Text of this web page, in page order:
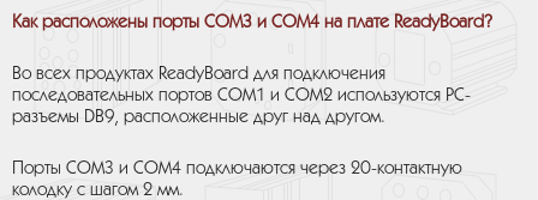
Как расположены порты СОМ3 и СОМ4 на плате ReadyBoard?
Во всех продуктах ReadyBoard для подключения
последовательных портов СОМ1 и СОМ2 используются РС-
разъемы DB9, расположенные друг над другом.
Порты СОМ3 и СОМ4 подключаются через 20-контактную
колодку с шагом 2 мм.